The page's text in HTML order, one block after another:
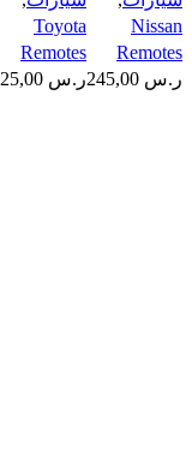
Patrol
Fender
Remote +
Light
Nissan
Remotes
ر.س
Avalon
2010/2013
remote
control
Toyota
Remotes
ر.س